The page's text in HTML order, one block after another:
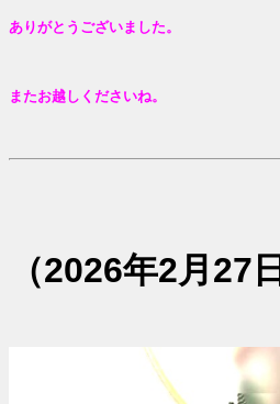
ありがとうございました。
またお越しくださいね。
（2026年2月27日